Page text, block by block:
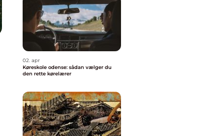
02. apr
Køreskole odense: sådan vælger du
den rette kørelærer